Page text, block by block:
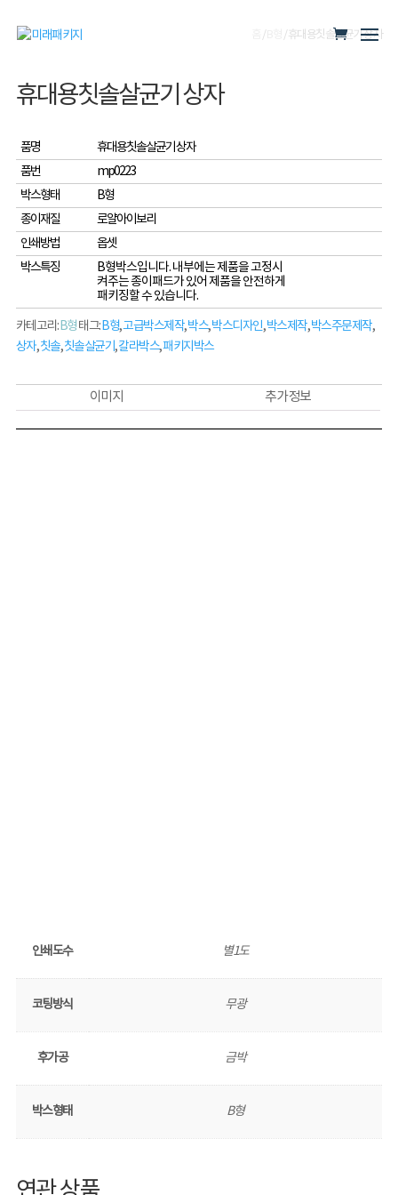
/ / 휴대용칫솔살균기 상자
휴대용칫솔살균기 상자
품명
휴대용칫솔살균기 상자
품번
mp0223
박스형태
B형
종이재질
로얄아이보리
인쇄방법
옵셋
박스특징
B형박스입니다. 내부에는 제품을 고정시
켜주는 종이패드가 있어 제품을 안전하게
패키징할 수 있습니다.
카테고리: B형태그: B형,고급박스제작,박스,박스디자인,박스제작,박스주문제작,
상자,칫솔,칫솔살균기,칼라박스,패키지박스
이미지 추가 정보
인쇄도수 별1도
코팅방식 무광
후가공 금박
박스형태 B형